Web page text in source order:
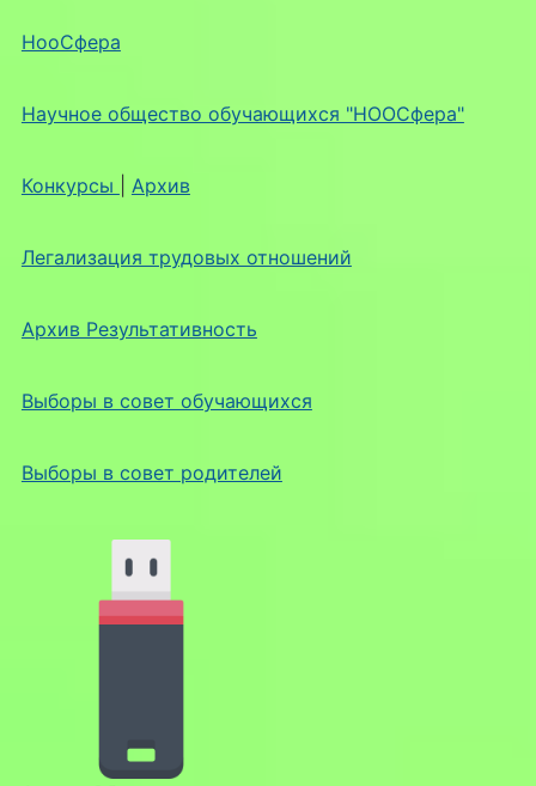
НооСфера
Научное общество обучающихся "НООСфера"
Конкурсы Архив
Легализация трудовых отношений
Архив Результативность
Выборы в совет обучающихся
Выборы в совет родителей